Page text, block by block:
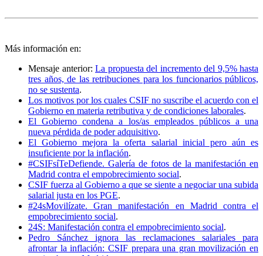
Más información en:
Mensaje anterior: La propuesta del incremento del 9,5% hasta
tres años, de las retribuciones para los funcionarios públicos,
no se sustenta.
Los motivos por los cuales CSIF no suscribe el acuerdo con el
Gobierno en materia retributiva y de condiciones laborales.
El Gobierno condena a los/as empleados públicos a una
nueva pérdida de poder adquisitivo.
El Gobierno mejora la oferta salarial inicial pero aún es
insuficiente por la inflación.
#CSIFsíTeDefiende. Galería de fotos de la manifestación en
Madrid contra el empobrecimiento social.
CSIF fuerza al Gobierno a que se siente a negociar una subida
salarial justa en los PGE.
#24sMovilízate. Gran manifestación en Madrid contra el
empobrecimiento social.
24S: Manifestación contra el empobrecimiento social.
Pedro Sánchez ignora las reclamaciones salariales para
afrontar la inflación: CSIF prepara una gran movilización en